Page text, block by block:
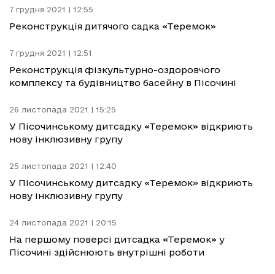
7 грудня 2021 | 12:55
Реконструкція дитячого садка «Теремок»
7 грудня 2021 | 12:51
Реконструкція фізкультурно-оздоровчого
комплексу та будівництво басейну в Пісочині
26 листопада 2021 | 15:25
У Пісочинському дитсадку «Теремок» відкриють
нову інклюзивну групу
25 листопада 2021 | 12:40
У Пісочинському дитсадку «Теремок» відкриють
нову інклюзивну групу
24 листопада 2021 | 20:15
На першому поверсі дитсадка «Теремок» у
Пісочині здійснюють внутрішні роботи